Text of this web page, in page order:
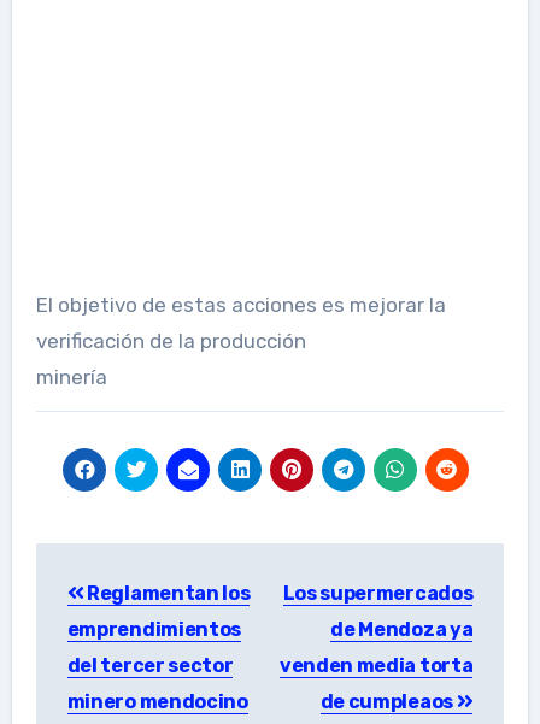
El objetivo de estas acciones es mejorar la
verificación de la producción
minería
navigation
Reglamentan los
emprendimientos
del tercer sector
minero mendocino
Los supermercados
de Mendoza ya
venden media torta
de cumpleaos